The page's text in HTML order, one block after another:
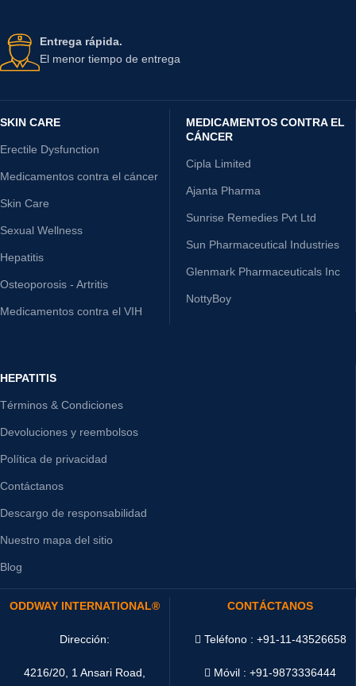
Entrega rápida.
El menor tiempo de entrega
SKIN CARE
Erectile Dysfunction
Medicamentos contra el cáncer
Skin Care
Sexual Wellness
Hepatitis
Osteoporosis - Artritis
Medicamentos contra el VIH
MEDICAMENTOS CONTRA EL
CÁNCER
Cipla Limited
Ajanta Pharma
Sunrise Remedies Pvt Ltd
Sun Pharmaceutical Industries
Glenmark Pharmaceuticals Inc
NottyBoy
HEPATITIS
Términos & Condiciones
Devoluciones y reembolsos
Política de privacidad
Contáctanos
Descargo de responsabilidad
Nuestro mapa del sitio
Blog
ODDWAY INTERNATIONAL®
Dirección:
4216/20, 1 Ansari Road,
CONTÁCTANOS
Teléfono : +91-11-43526658
Móvil : +91-9873336444